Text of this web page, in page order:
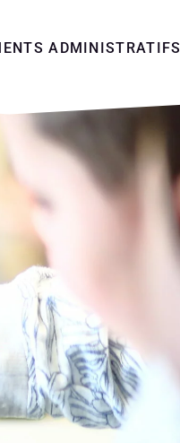
ADMINISTRATIFS